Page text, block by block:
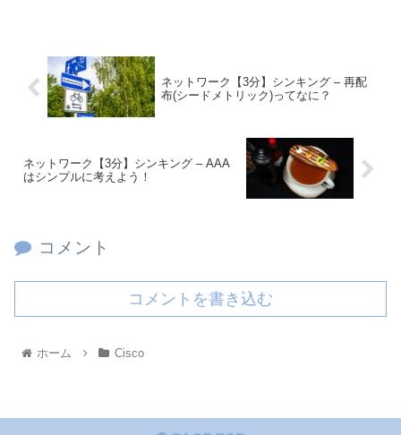
ネットワーク【3分】シンキング – 再配
布(シードメトリック)ってなに？
ネットワーク【3分】シンキング – AAA
はシンプルに考えよう！
コメント
コメントを書き込む
ホーム Cisco